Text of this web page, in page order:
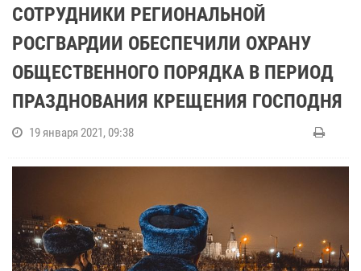
СОТРУДНИКИ РЕГИОНАЛЬНОЙ
РОСГВАРДИИ ОБЕСПЕЧИЛИ ОХРАНУ
ОБЩЕСТВЕННОГО ПОРЯДКА В ПЕРИОД
ПРАЗДНОВАНИЯ КРЕЩЕНИЯ ГОСПОДНЯ
19 января 2021, 09:38